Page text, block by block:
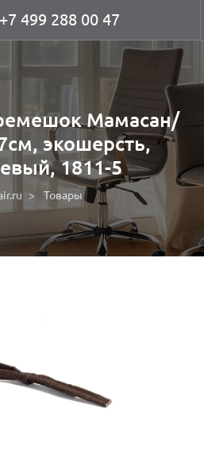
+7 499 288 00 47
Мамасан/
экошерсть,
1811-5
Товары